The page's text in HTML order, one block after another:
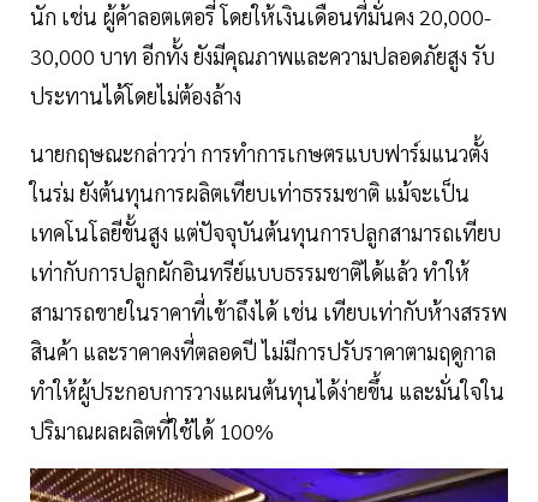
นัก เช่น ผู้ค้าลอตเตอรี่ โดยให้เงินเดือนที่มั่นคง 20,000-
30,000 บาท อีกทั้ง ยังมีคุณภาพและความปลอดภัยสูง รับ
ประทานได้โดยไม่ต้องล้าง
นายกฤษณะกล่าวว่า การทำการเกษตรแบบฟาร์มแนวตั้ง
ในร่ม ยังต้นทุนการผลิตเทียบเท่าธรรมชาติ แม้จะเป็น
เทคโนโลยีขั้นสูง แต่ปัจจุบันต้นทุนการปลูกสามารถเทียบ
เท่ากับการปลูกผักอินทรีย์แบบธรรมชาติได้แล้ว ทำให้
สามารถขายในราคาที่เข้าถึงได้ เช่น เทียบเท่ากับห้างสรรพ
สินค้า และราคาคงที่ตลอดปี ไม่มีการปรับราคาตามฤดูกาล
ทำให้ผู้ประกอบการวางแผนต้นทุนได้ง่ายขึ้น และมั่นใจใน
ปริมาณผลผลิตที่ใช้ได้ 100%